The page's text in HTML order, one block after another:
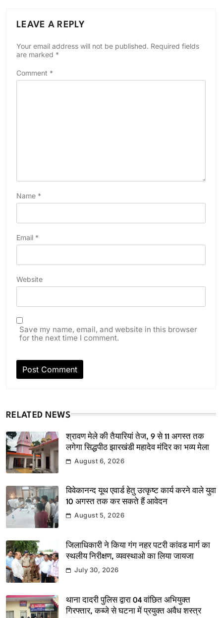
LEAVE A REPLY
Your email address will not be published. Required fields
are marked *
Comment *
Name *
Email *
Website
Save my name, email, and website in this browser
for the next time I comment.
RELATED NEWS
श्रावण मेले की तैयारियां तेज, 9 से 11 अगस्त तक
लगेगा सिद्धपीठ झारखंडी महादेव मंदिर का भव्य मेला
August 6, 2026
विवेकानन्द यूथ एवार्ड हेतु उत्कृष्ट कार्य करने वाले युवा
10 अगस्त तक कर सकते हैं आवेदन
August 5, 2026
जिलाधिकारी ने किया गंग नहर पटरी कांवड मार्ग का
स्थलीय निरीक्षण, व्यवस्थाओ का लिया जायजा
July 30, 2026
थाना दादरी पुलिस द्वारा 04 वांछित अभियुक्त
गिरफ्तार, कब्जे से घटना में प्रयुक्त अवैध शस्त्र